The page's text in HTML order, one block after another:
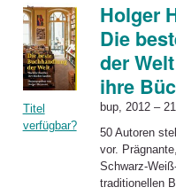
Titel
verfügbar?
Holger
Die
der
ihre
bup, 2012 –
50 Autoren
vor.
Schwarz-
traditionellen